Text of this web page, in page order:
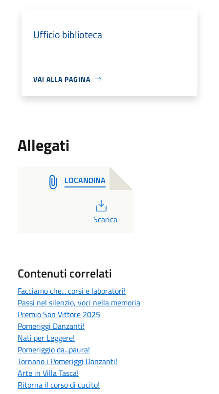
Ufficio biblioteca
VAI ALLA PAGINA
Allegati
LOCANDINA
PDF
Scarica
Contenuti correlati
Facciamo che... corsi e laboratori!
Passi nel silenzio, voci nella memoria
Premio San Vittore 2025
Pomeriggi Danzanti!
Nati per Leggere!
Pomeriggio da...paura!
Tornano i Pomeriggi Danzanti!
Arte in Villa Tasca!
Ritorna il corso di cucito!